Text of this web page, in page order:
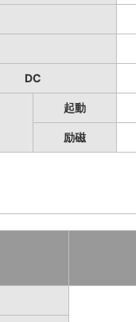
DC
起動
励磁